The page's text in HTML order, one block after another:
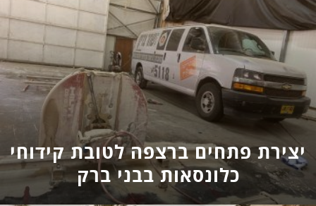
יצירת פתחים ברצפה לטובת קידוחי
כלונסאות בבני ברק